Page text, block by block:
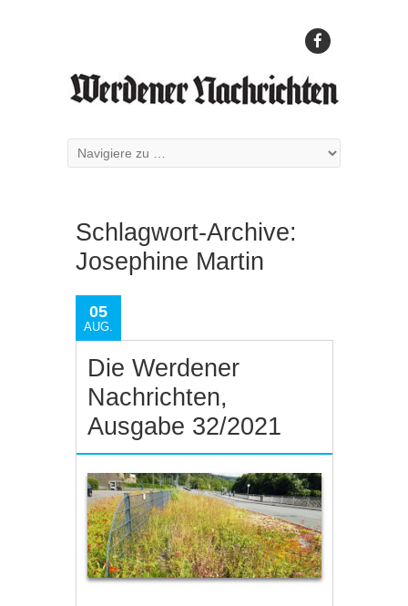
Schlagwort-Archive:
Josephine Martin
05
AUG.
Die Werdener
Nachrichten,
Ausgabe 32/2021